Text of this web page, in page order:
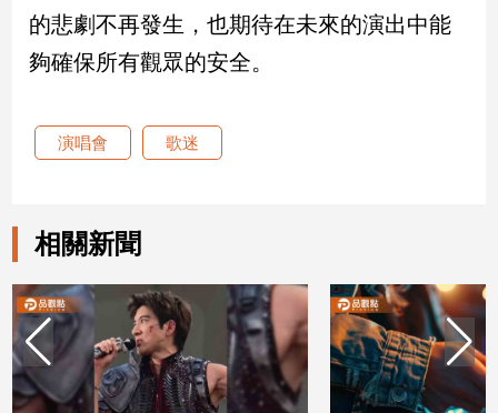
生
活
內
旅
美
食
星
座/
命
的悲劇不再發生，也期待在未來的演出中能
夠確保所有觀眾的安全。
演唱會 歌迷
相關新聞